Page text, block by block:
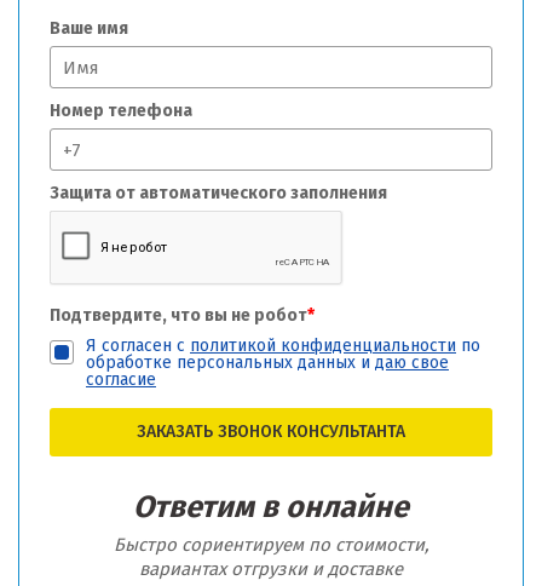
Ваше имя
Номер телефона
Защита от автоматического заполнения
Подтвердите, что вы не робот*
Я согласен с политикой конфиденциальности по
обработке персональных данных и даю свое
согласие
ЗАКАЗАТЬ ЗВОНОК КОНСУЛЬТАНТА
Ответим в онлайне
Быстро сориентируем по стоимости,
вариантах отгрузки и доставке